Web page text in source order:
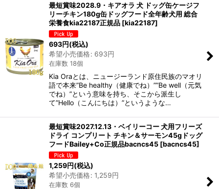
最短賞味2028.9・キアオラ 犬 ドッグ缶ケージフ
リーチキン180g缶ドッグフード全年齢犬用 総合
栄養食kia22187正規品 [kia22187]
693円(税込)
希望小売価格: 693円
在庫数 18個
Kia Oraとは、ニュージーランド原住民族のマオリ
語で本来”Be healthy（健康でね）””Be well（元気
でね）”という意味を持ち、そこから派生し
て”Hello（こんにちは）”というような…
最短賞味2027.12.13・ベイリーコー 犬用フリーズ
ドライ コンプリート チキン＆サーモン45gドッグ
フードBailey+Co正規品bacncs45 [bacncs45]
1,259円(税込)
希望小売価格: 1,259円
在庫数 6個